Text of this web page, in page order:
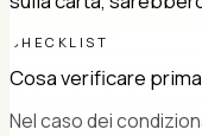
CHECKLIST
Cosa verificare
Nel caso dei